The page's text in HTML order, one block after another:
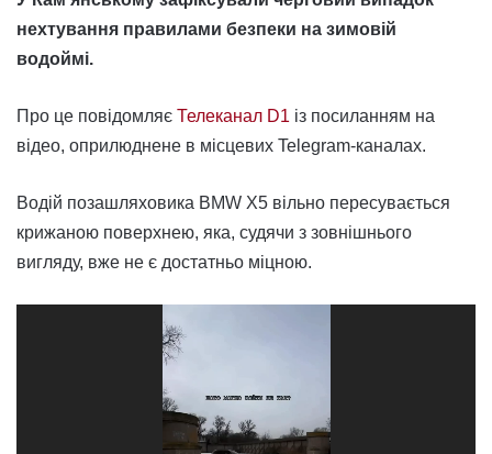
нехтування правилами безпеки на зимовій
водоймі.
Про це повідомляє Телеканал D1 із посиланням на
відео, оприлюднене в місцевих Telegram-каналах.
Водій позашляховика BMW X5 вільно пересувається
крижаною поверхнею, яка, судячи з зовнішнього
вигляду, вже не є достатньо міцною.